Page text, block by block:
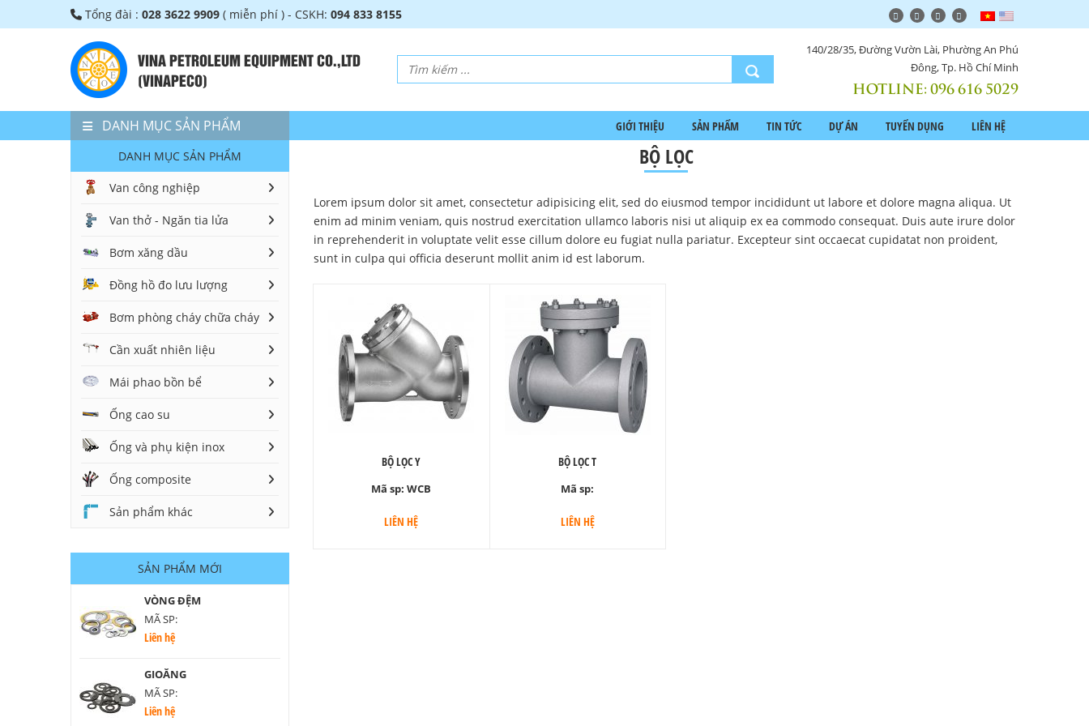
Tổng đài : 028 3622 9909 ( miễn phí ) - CSKH: 094 833 8155
VINA PETROLEUM EQUIPMENT CO.,LTD
(VINAPECO)
140/28/35, Đường Vườn Lài, Phường An Phú
Đông, Tp. Hồ Chí Minh
HOTLINE:096 616 5029
DANH MỤC SẢN PHẨM GIỚI THIỆU SẢN PHẨM TIN TỨC DỰ ÁN TUYỂN DỤNG LIÊN HỆ
BỘ LỌC
Lorem ipsum dolor sit amet, consectetur adipisicing elit, sed do eiusmod tempor incididunt ut labore et dolore magna aliqua. Ut
enim ad minim veniam, quis nostrud exercitation ullamco laboris nisi ut aliquip ex ea commodo consequat. Duis aute irure dolor
in reprehenderit in voluptate velit esse cillum dolore eu fugiat nulla pariatur. Excepteur sint occaecat cupidatat non proident,
sunt in culpa qui officia deserunt mollit anim id est laborum.
BỘ LỌC Y
Mã sp:WCB
LIÊN HỆ
BỘ LỌC T
Mã sp:
LIÊN HỆ
DANH MỤC SẢN PHẨM
Van công nghiệp
Van thở - Ngăn tia lửa
Bơm xăng dầu
Đồng hồ đo lưu lượng
Bơm phòng cháy chữa cháy
Cần xuất nhiên liệu
Mái phao bồn bể
Ống cao su
Ống và phụ kiện inox
Ống composite
Sản phẩm khác
SẢN PHẨM MỚI
VÒNG ĐỆM
MÃ SP:
Liên hệ
GIOĂNG
MÃ SP:
Liên hệ